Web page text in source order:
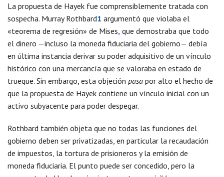
La propuesta de Hayek fue comprensiblemente tratada con
sospecha. Murray Rothbard1 argumentó que violaba el
«teorema de regresión» de Mises, que demostraba que todo
el dinero —incluso la moneda fiduciaria del gobierno— debía
en última instancia derivar su poder adquisitivo de un vínculo
histórico con una mercancía que se valoraba en estado de
trueque. Sin embargo, esta objeción pasa por alto el hecho de
que la propuesta de Hayek contiene un vínculo inicial con un
activo subyacente para poder despegar.
Rothbard también objeta que no todas las funciones del
gobierno deben ser privatizadas, en particular la recaudación
de impuestos, la tortura de prisioneros y la emisión de
moneda fiduciaria. El punto puede ser concedido, pero la